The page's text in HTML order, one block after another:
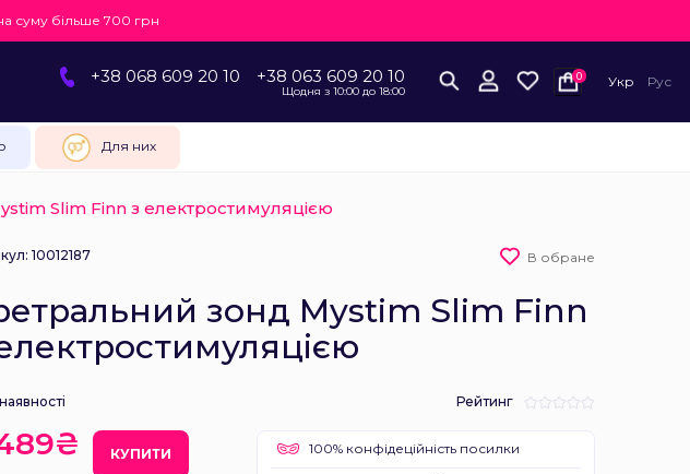
суму більше 700 грн
+38 068 609 20 10 +38 063 609 20 10
Щодня з 10:00 до 18:00
0 Укр Рус
Для них
Slim Finn з електростимуляцією
10012187 В обране
зонд Mystim Slim Finn
Рейтинг
КУПИТИ 100% конфідеційність посилки